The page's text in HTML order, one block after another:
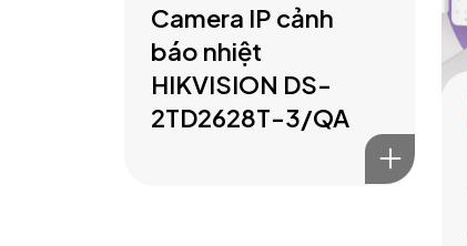
Camera IP cảnh
báo nhiệt
HIKVISION DS-
2TD2628T-3/QA